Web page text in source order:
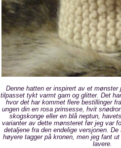
Denne hatten er inspirert av et
tilpasset tykt varmt garn og glitter. Det
hvor det har kommet flere bestillinger
ungen din en rosa prinsesse, hvit
skogskonge eller en blå neptun,
varianter av dette mønsteret før jeg var
detaljene fra den endelige versjonen.
høyere tagger på kronen, men jeg fant
lavere.